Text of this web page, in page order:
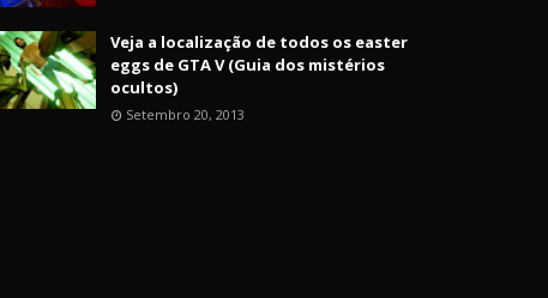
Veja a localização de todos os easter
eggs de GTA V (Guia dos mistérios
ocultos)
Setembro 20, 2013